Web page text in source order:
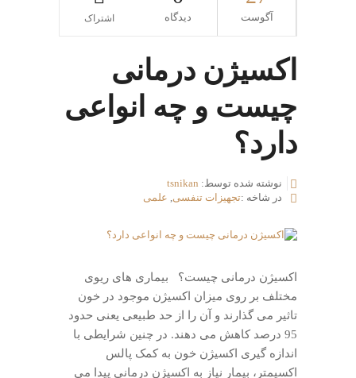
آگوست دیدگاه اشتراک
اکسیژن درمانی
چیست و چه انواعی
دارد؟
نوشته شده توسط: tsnikan
در شاخه :تجهیزات تنفسی, علمی
اکسیژن درمانی چیست؟ بیماری های ریوی
مختلف بر روی میزان اکسیژن موجود در خون
تاثیر می گذارند و آن را از حد طبیعی یعنی حدود
95 درصد کاهش می دهند. در چنین شرایطی با
اندازه گیری اکسیژن خون به کمک پالس
اکسیمتر، بیمار نیاز به اکسیژن درمانی پیدا می